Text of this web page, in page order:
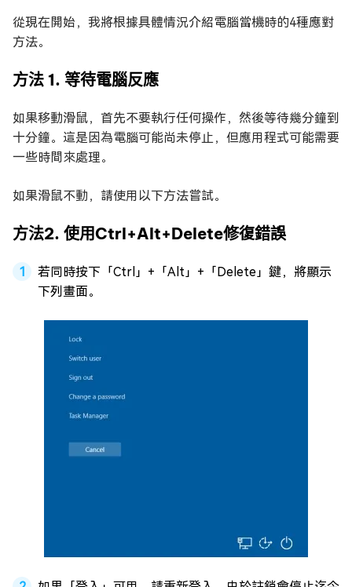
從現在開始，我將根據具體情況介紹電腦當機時的4種應對
方法。
方法 1. 等待電腦反應
如果移動滑鼠，首先不要執行任何操作，然後等待幾分鐘到
十分鐘。這是因為電腦可能尚未停止，但應用程式可能需要
一些時間來處理。
如果滑鼠不動，請使用以下方法嘗試。
方法2. 使用Ctrl+Alt+Delete修復錯誤
若同時按下「Ctrl」+「Alt」+「Delete」鍵，將顯示
下列畫面。